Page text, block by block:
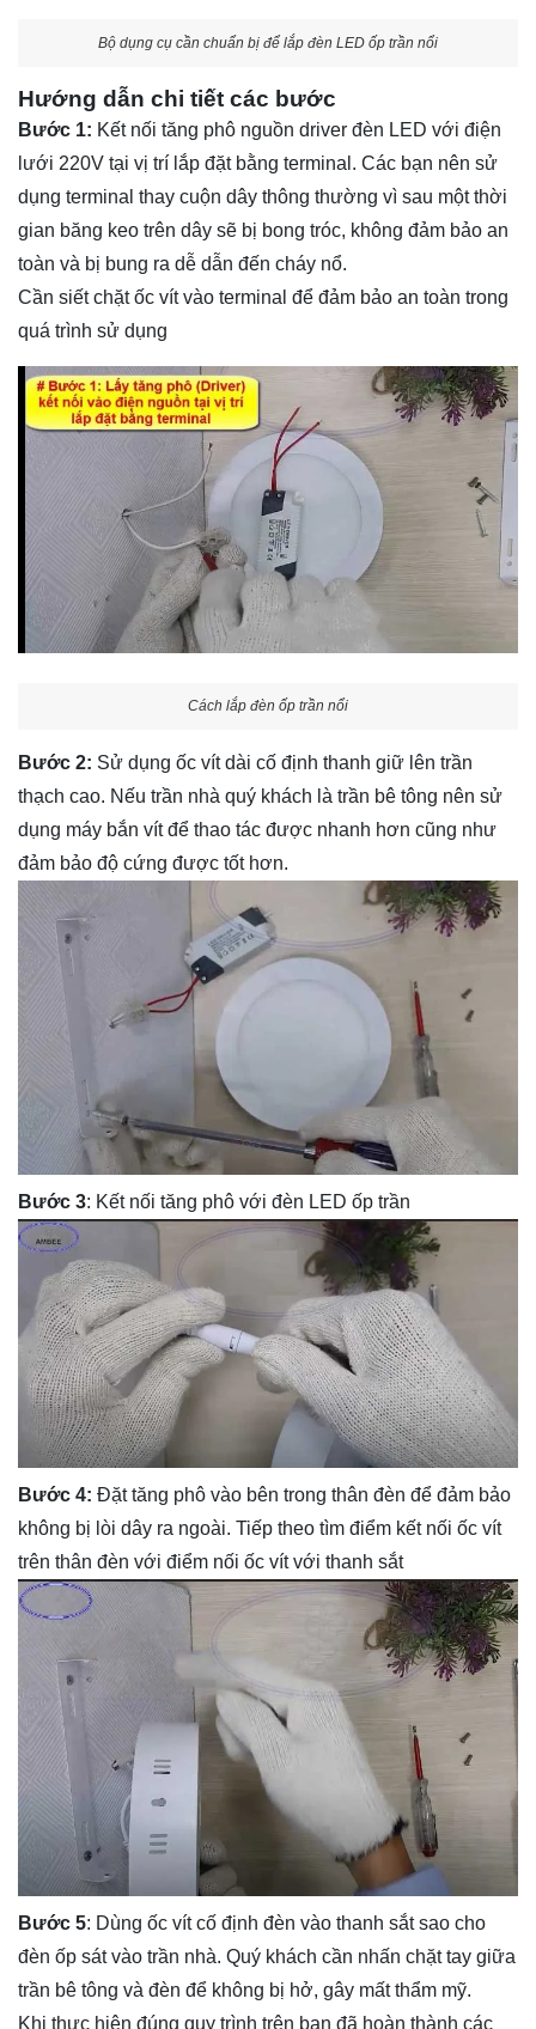
Bộ dụng cụ cần chuẩn bị để lắp đèn LED ốp trần nổi
Hướng dẫn chi tiết các bước
Bước 1: Kết nối tăng phô nguồn driver đèn LED với điện
lưới 220V tại vị trí lắp đặt bằng terminal. Các bạn nên sử
dụng terminal thay cuộn dây thông thường vì sau một thời
gian băng keo trên dây sẽ bị bong tróc, không đảm bảo an
toàn và bị bung ra dễ dẫn đến cháy nổ.
Cần siết chặt ốc vít vào terminal để đảm bảo an toàn trong
quá trình sử dụng
Cách lắp đèn ốp trần nổi
Bước 2: Sử dụng ốc vít dài cố định thanh giữ lên trần
thạch cao. Nếu trần nhà quý khách là trần bê tông nên sử
dụng máy bắn vít để thao tác được nhanh hơn cũng như
đảm bảo độ cứng được tốt hơn.
Bước 3: Kết nối tăng phô với đèn LED ốp trần
Bước 4: Đặt tăng phô vào bên trong thân đèn để đảm bảo
không bị lòi dây ra ngoài. Tiếp theo tìm điểm kết nối ốc vít
trên thân đèn với điểm nối ốc vít với thanh sắt
Bước 5: Dùng ốc vít cố định đèn vào thanh sắt sao cho
đèn ốp sát vào trần nhà. Quý khách cần nhấn chặt tay giữa
trần bê tông và đèn để không bị hở, gây mất thẩm mỹ.
Khi thực hiện đúng quy trình trên bạn đã hoàn thành các